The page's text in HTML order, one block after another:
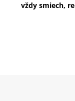
vždy smiech,